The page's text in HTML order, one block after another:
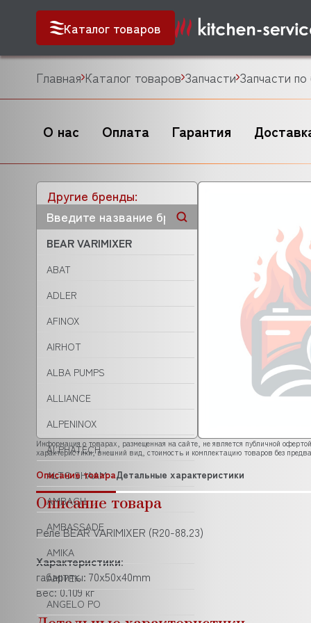
Каталог товаров
Главная Каталог товаров Запчасти Запчасти
О нас Оплата Гарантия
Другие бренды:
BEAR VARIMIXER
ABAT
ADLER
AFINOX
AIRHOT
ALBA PUMPS
ALLIANCE
ALPENINOX
ALPHATECH
ALTO SHAAM
AMBACH
AMBASSADE
AMIKA
AMITEK
ANGELO PO
Информация о товарах, размещенная на сайте, не является публичной
характеристики, внешний вид, стоимость и комплектацию товаров без
Описание товараДетальные характеристики
Описание товара
Реле BEAR VARIMIXER (R20-88.23)
Характеристики:
габариты: 70x50x40mm
вес: 0.109 кг